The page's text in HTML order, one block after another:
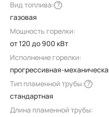
Вид топлива: ?
газовая
Мощность горелки:
от 120 до 900 кВт
Исполнение горелки:
прогрессивная-
Тип пламенной трубы: ?
стандартная
Длина пламенной трубы: